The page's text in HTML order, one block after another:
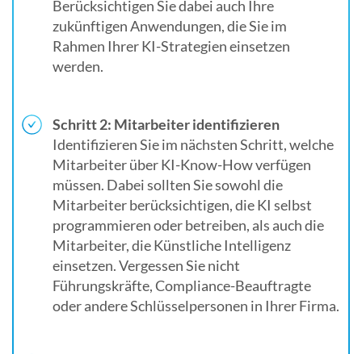
Berücksichtigen Sie dabei auch Ihre
zukünftigen Anwendungen, die Sie im
Rahmen Ihrer KI-Strategien einsetzen
werden.
Schritt 2: Mitarbeiter identifizieren
Identifizieren Sie im nächsten Schritt, welche
Mitarbeiter über KI-Know-How verfügen
müssen. Dabei sollten Sie sowohl die
Mitarbeiter berücksichtigen, die KI selbst
programmieren oder betreiben, als auch die
Mitarbeiter, die Künstliche Intelligenz
einsetzen. Vergessen Sie nicht
Führungskräfte, Compliance-Beauftragte
oder andere Schlüsselpersonen in Ihrer Firma.